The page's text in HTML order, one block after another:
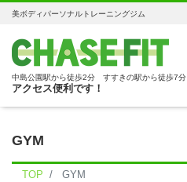
美ボディパーソナルトレーニングジム
中島公園駅から徒歩2分 すすきの駅から徒歩7分
アクセス便利です！
GYM
TOP GYM